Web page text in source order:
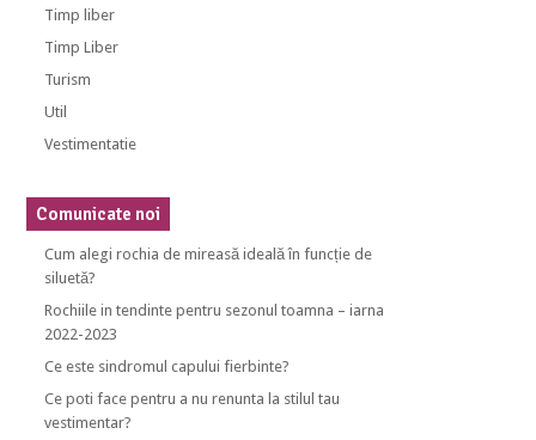
Timp liber
Timp Liber
Turism
Util
Vestimentatie
Comunicate noi
Cum alegi rochia de mireasă ideală în funcție de
siluetă?
Rochiile in tendinte pentru sezonul toamna – iarna
2022-2023
Ce este sindromul capului fierbinte?
Ce poti face pentru a nu renunta la stilul tau
vestimentar?